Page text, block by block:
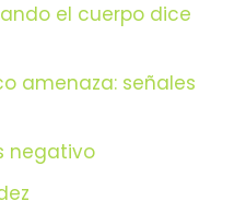
el cuerpo dice
amenaza: señales
negativo